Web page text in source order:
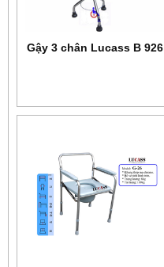
Gậy 3 chân Lucass B 926